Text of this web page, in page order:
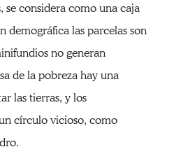
se considera como una caja
demográfica las parcelas son
no generan
de la pobreza hay una
las tierras, y los
círculo vicioso, como